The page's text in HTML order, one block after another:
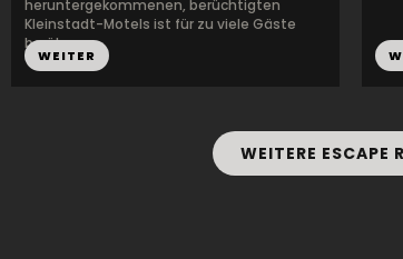
heruntergekommenen, berüchtigten
Kleinstadt-Motels ist für zu viele Gäste
berühm...
WEITER
WEITERE ESCAPE